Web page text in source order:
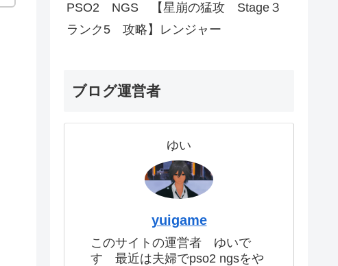
PSO2 NGS 【星崩の猛攻 Stage３
ランク5 攻略】レンジャー
ブログ運営者
ゆい
yuigame
このサイトの運営者 ゆいで
す 最近は夫婦でpso2 ngsをや